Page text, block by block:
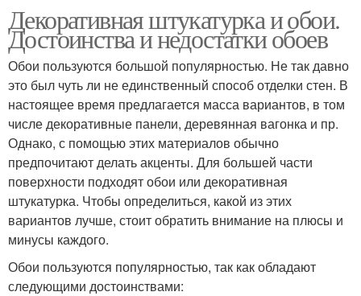
Декоративная штукатурка и обои.
Достоинства и недостатки обоев
Обои пользуются большой популярностью. Не так давно
это был чуть ли не единственный способ отделки стен. В
настоящее время предлагается масса вариантов, в том
числе декоративные панели, деревянная вагонка и пр.
Однако, с помощью этих материалов обычно
предпочитают делать акценты. Для большей части
поверхности подходят обои или декоративная
штукатурка. Чтобы определиться, какой из этих
вариантов лучше, стоит обратить внимание на плюсы и
минусы каждого.
Обои пользуются популярностью, так как обладают
следующими достоинствами: